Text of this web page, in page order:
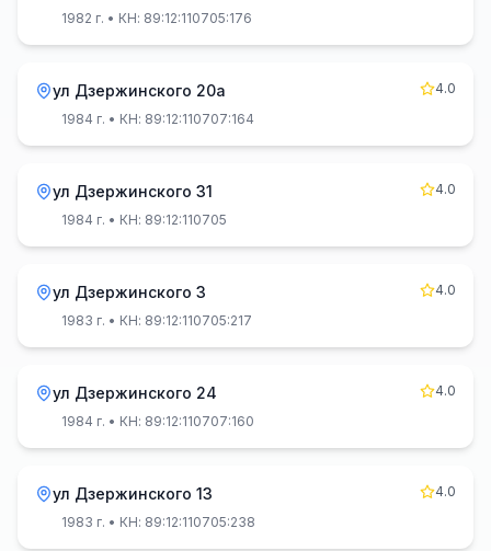
1982 г. • КН: 89:12:110705:176
ул Дзержинского 20а
4.0
1984 г. • КН: 89:12:110707:164
ул Дзержинского 31
4.0
1984 г. • КН: 89:12:110705
ул Дзержинского 3
4.0
1983 г. • КН: 89:12:110705:217
ул Дзержинского 24
4.0
1984 г. • КН: 89:12:110707:160
ул Дзержинского 13
4.0
1983 г. • КН: 89:12:110705:238